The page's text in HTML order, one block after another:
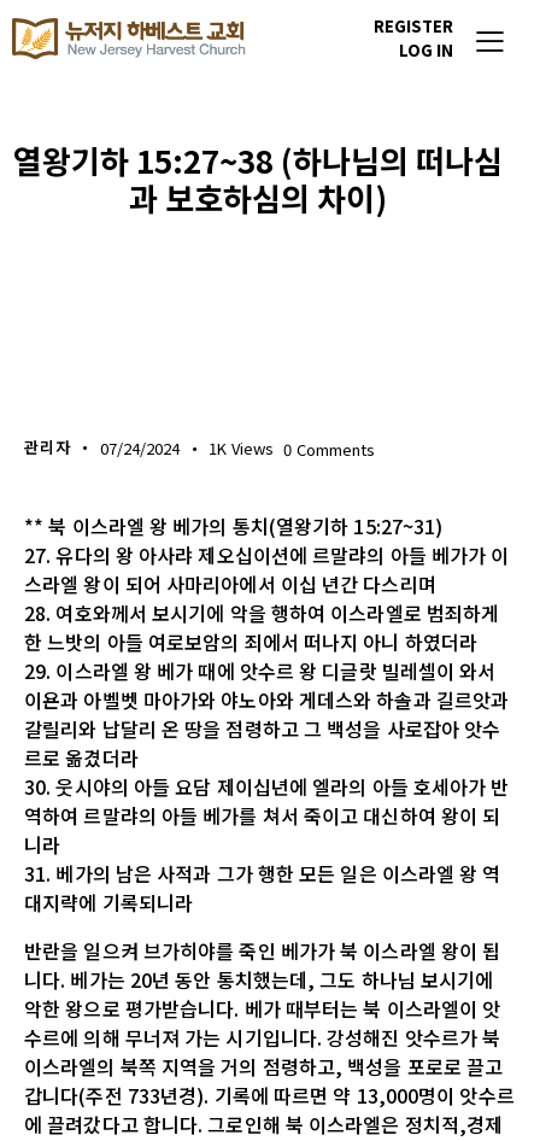
REGISTER
LOG IN
열왕기하 15:27~38 (하나님의 떠나심
과 보호하심의 차이)
관리자 07/24/2024 1K Views 0 Comments
** 북 이스라엘 왕 베가의 통치(열왕기하 15:27~31)
27. 유다의 왕 아사랴 제오십이션에 르말랴의 아들 베가가 이
스라엘 왕이 되어 사마리아에서 이십 년간 다스리며
28. 여호와께서 보시기에 악을 행하여 이스라엘로 범죄하게
한 느밧의 아들 여로보암의 죄에서 떠나지 아니 하였더라
29. 이스라엘 왕 베가 때에 앗수르 왕 디글랏 빌레셀이 와서
이욘과 아벨벳 마아가와 야노아와 게데스와 하솔과 길르앗과
갈릴리와 납달리 온 땅을 점령하고 그 백성을 사로잡아 앗수
르로 옮겼더라
30. 웃시야의 아들 요담 제이십년에 엘라의 아들 호세아가 반
역하여 르말랴의 아들 베가를 쳐서 죽이고 대신하여 왕이 되
니라
31. 베가의 남은 사적과 그가 행한 모든 일은 이스라엘 왕 역
대지략에 기록되니라
반란을 일으켜 브가히야를 죽인 베가가 북 이스라엘 왕이 됩
니다. 베가는 20년 동안 통치했는데, 그도 하나님 보시기에
악한 왕으로 평가받습니다. 베가 때부터는 북 이스라엘이 앗
수르에 의해 무너져 가는 시기입니다. 강성해진 앗수르가 북
이스라엘의 북쪽 지역을 거의 점령하고, 백성을 포로로 끌고
갑니다(주전 733년경). 기록에 따르면 약 13,000명이 앗수르
에 끌려갔다고 합니다. 그로인해 북 이스라엘은 정치적,경제